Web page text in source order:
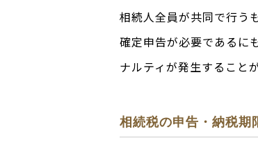
相続人全員が共同で行う
確定申告が必要であるに
ナルティが発生すること
相続税の申告・納税期